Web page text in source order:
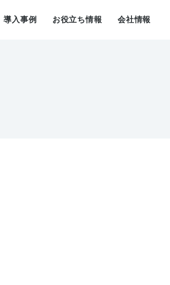
導入事例 お役立ち情報 会社情報